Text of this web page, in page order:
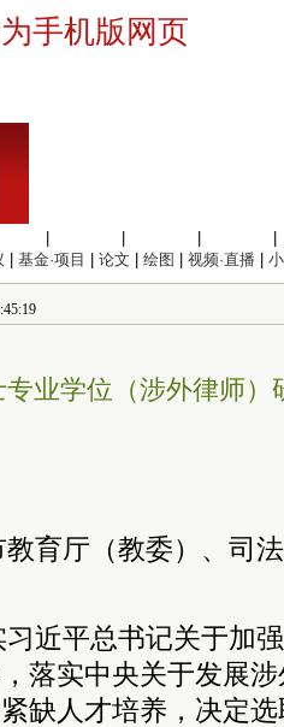
手机版网页
基金·项目 论文 绘图 视频·直播
业学位（涉外律师）
育厅（教委）、司
习近平总书记关于加
落实中央关于发展
缺人才培养，决定